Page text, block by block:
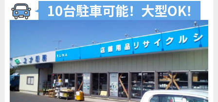
10台駐車可能！ 大型OK！